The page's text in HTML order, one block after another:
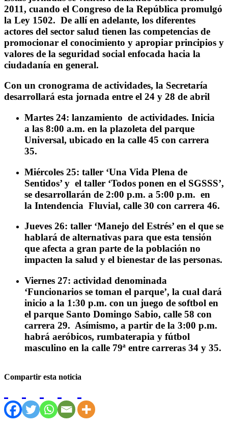
2011, cuando el Congreso de la República promulgó
la Ley 1502. De allí en adelante, los diferentes
actores del sector salud tienen las competencias de
promocionar el conocimiento y apropiar principios y
valores de la seguridad social enfocada hacia la
ciudadanía en general.
Con un cronograma de actividades, la Secretaría
desarrollará esta jornada entre el 24 y 28 de abril
Martes 24: lanzamiento de actividades. Inicia
a las 8:00 a.m. en la plazoleta del parque
Universal, ubicado en la calle 45 con carrera
35.
Miércoles 25: taller ‘Una Vida Plena de
Sentidos’ y el taller ‘Todos ponen en el SGSSS’,
se desarrollarán de 2:00 p.m. a 5:00 p.m. en
la Intendencia Fluvial, calle 30 con carrera 46.
Jueves 26: taller ‘Manejo del Estrés’ en el que se
hablará de alternativas para que esta tensión
que afecta a gran parte de la población no
impacten la salud y el bienestar de las personas.
Viernes 27: actividad denominada
‘Funcionarios se toman el parque’, la cual dará
inicio a la 1:30 p.m. con un juego de softbol en
el parque Santo Domingo Sabio, calle 58 con
carrera 29. Asímismo, a partir de la 3:00 p.m.
habrá aeróbicos, rumbaterapia y fútbol
masculino en la calle 79ª entre carreras 34 y 35.
Compartir esta noticia